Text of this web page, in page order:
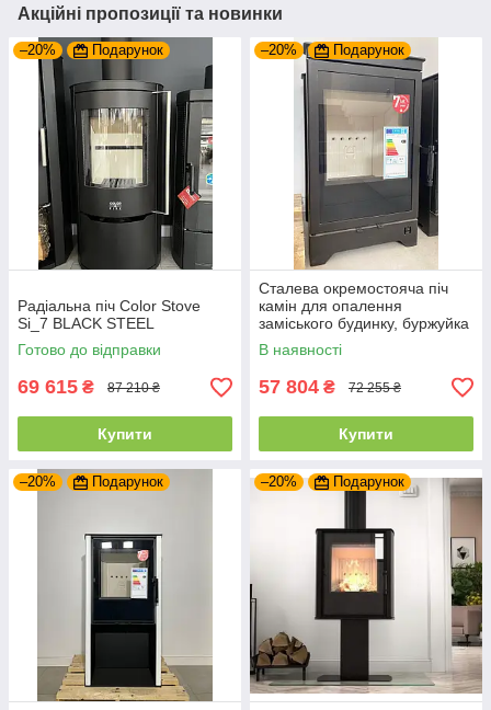
Акційні пропозиції та новинки
–20% Подарунок
Радіальна піч Color Stove
Si_7 BLACK STEEL
Готово до відправки
69 615 ₴ 87 210 ₴
Купити
–20% Подарунок
Сталева окремостояча піч
камін для опалення
заміського будинку, буржуйка
на дровах Hitze LYNX B
В наявності
57 804 ₴ 72 255 ₴
Купити
–20% Подарунок –20% Подарунок